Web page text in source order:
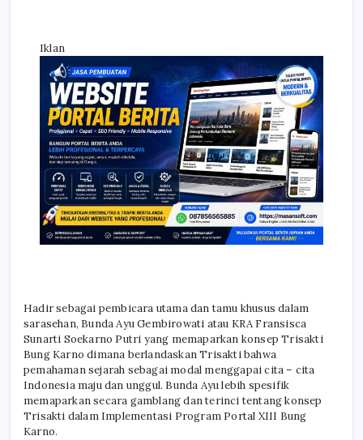
Iklan
Hadir sebagai pembicara utama dan tamu khusus dalam
sarasehan, Bunda Ayu Gembirowati atau KRA Fransisca
Sunarti Soekarno Putri yang memaparkan konsep Trisakti
Bung Karno dimana berlandaskan Trisakti bahwa
pemahaman sejarah sebagai modal menggapai cita – cita
Indonesia maju dan unggul. Bunda Ayu lebih spesifik
memaparkan secara gamblang dan terinci tentang konsep
Trisakti dalam Implementasi Program Portal XIII Bung
Karno.